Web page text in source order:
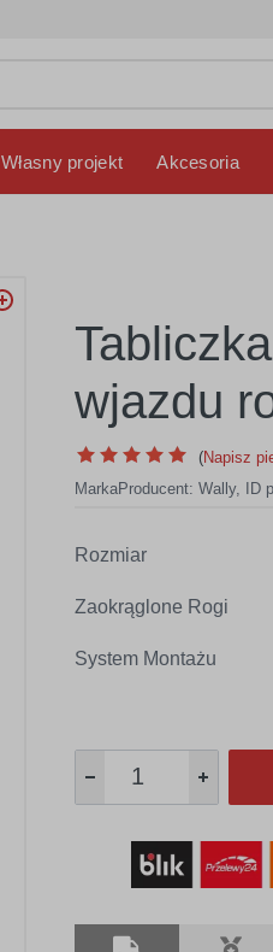
Własny projekt Akcesoria
wjazdu
(Napisz
MarkaProducent: Wally, ID
Rozmiar
Zaokrąglone Rogi
System Montażu